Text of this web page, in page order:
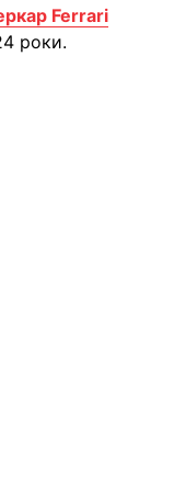
Ferrari
роки.